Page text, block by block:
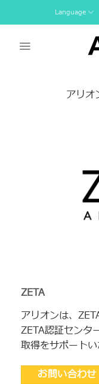
to
Language
アリオ
ZETA
アリオンは、
ZETA認証センタ
取得をサポートい
お問い合わせ